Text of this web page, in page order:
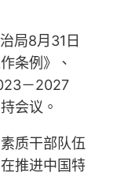
局8月31日
条例》、
－2027
会议。
质干部队伍
推进中国特